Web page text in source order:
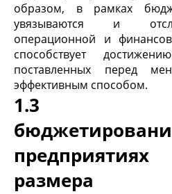
образом, в рамках
увязываются и
операционной и
способствует
поставленных перед
эффективным способом.
1.3
размера